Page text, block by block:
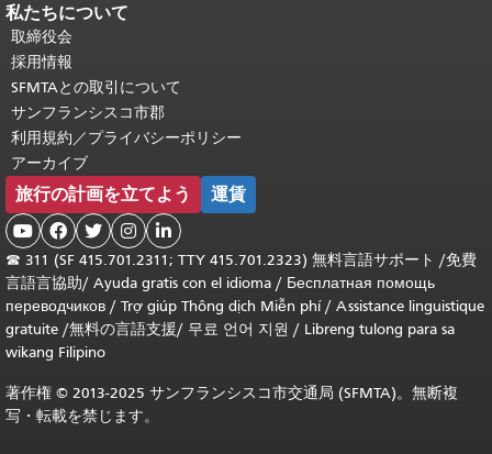
私たちについて
取締役会
採用情報
SFMTAとの取引について
サンフランシスコ市郡
利用規約／プライバシーポリシー
アーカイブ
旅行の計画を立てよう 運賃
    
☎ 311 (SF 415.701.2311; TTY 415.701.2323) 無料言語サポート /免費
言語言協助/ Ayuda gratis con el idioma / Бесплатная помощь
переводчиков / Trợ giúp Thông dịch Miễn phí/ Assistance linguistique
gratuite /無料の言語支援/ 무료 언어 지원 / Libreng tulong para sa
wikang Filipino
著作権 © 2013-2025 サンフランシスコ市交通局 (SFMTA)。無断複
写・転載を禁じます。